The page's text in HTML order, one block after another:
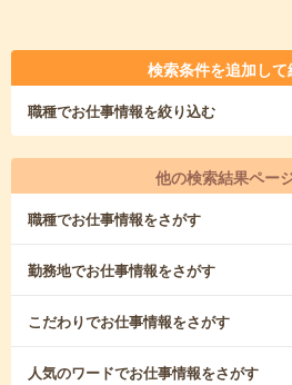
検索条件を追加し
職種でお仕事情報を絞り込む
他の検索結果ペー
職種でお仕事情報をさがす
勤務地でお仕事情報をさがす
こだわりでお仕事情報をさがす
人気のワードでお仕事情報をさがす